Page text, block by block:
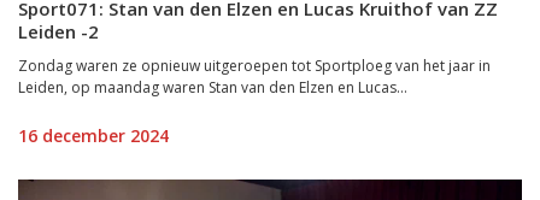
Sport071: Stan van den Elzen en Lucas Kruithof van ZZ
Leiden -2
Zondag waren ze opnieuw uitgeroepen tot Sportploeg van het jaar in
Leiden, op maandag waren Stan van den Elzen en Lucas...
16 december 2024